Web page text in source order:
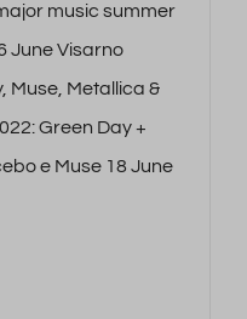
music summer
June Visarno
Muse, Metallica &
Green Day +
e Muse 18 June